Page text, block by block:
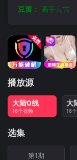
豆瓣： 高手云吉
播放源
大陆0线
16个视频
大
16
选集
第1期